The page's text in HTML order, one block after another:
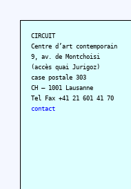
CIRCUIT
Centre d’art contemporain
9, av. de Montchoisi
(accès quai Jurigoz)
case postale 303
CH – 1001 Lausanne
Tel Fax +41 21 601 41 70
contact